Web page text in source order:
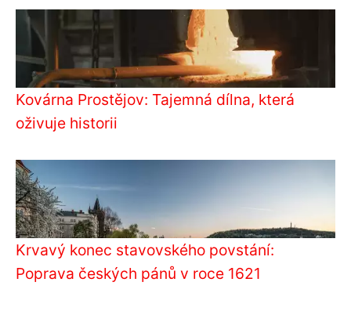
Kovárna Prostějov: Tajemná dílna, která
oživuje historii
Krvavý konec stavovského povstání:
Poprava českých pánů v roce 1621